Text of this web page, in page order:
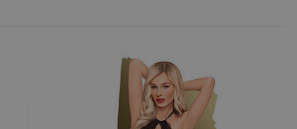
běžněji
k